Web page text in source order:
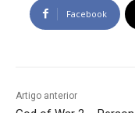
Facebook
Artigo anterior